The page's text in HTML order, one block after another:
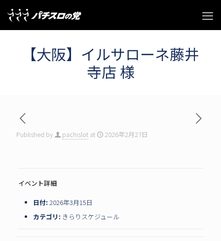
【大阪】イルサローネ藤井
寺店 様
Published by pachislot at 2026年2月27日
イベント詳細
日付: 2026年3月15日
カテゴリ: きらりスケジュール